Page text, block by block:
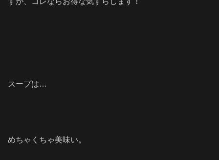
スープは…
めちゃくちゃ美味い。